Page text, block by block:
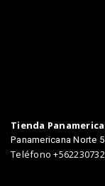
Tienda
Panamericana Norte
Teléfono